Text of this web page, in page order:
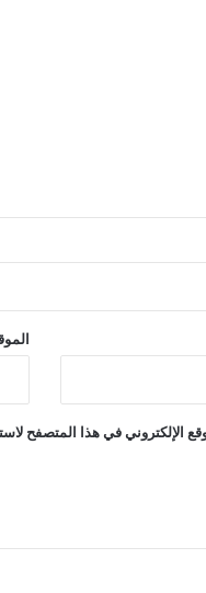
الإلكتروني في هذا المتصفح